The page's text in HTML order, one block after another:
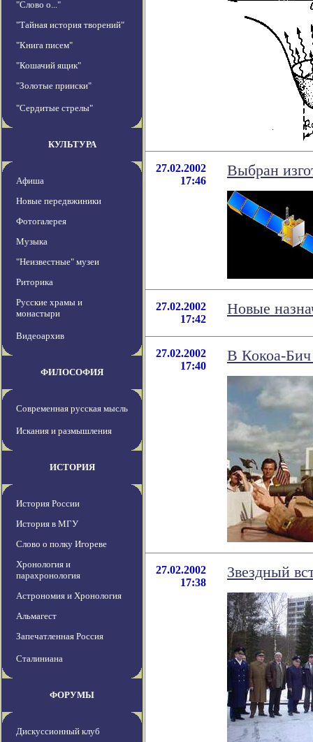
"Слово о..."
"Тайная история творений"
"Книга писем"
"Кошачий ящик"
"Золотые прииски"
"Сердитые стрелы"
КУЛЬТУРА
Афиша
Новые передвжиники
Фотогалерея
Музыка
"Неизвестные" музеи
Риторика
Русские храмы и
монастыри
Видеоархив
ФИЛОСОФИЯ
Современная русская мысль
Искания и размышления
ИСТОРИЯ
История России
История в МГУ
Слово о полку Игореве
Хронология и
парахронология
Астрономия и Хронология
Альмагест
Запечатленная Россия
Сталиниана
ФОРУМЫ
Дискуссионный клуб
27.02.2002
17:46
Выбран
27.02.2002
17:42
Новые
27.02.2002
17:40
В Кокоа-
27.02.2002
17:38
Звездный